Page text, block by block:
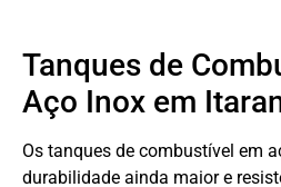
Tanques de
Aço Inox em
Os tanques de combustível em
durabilidade ainda maior e